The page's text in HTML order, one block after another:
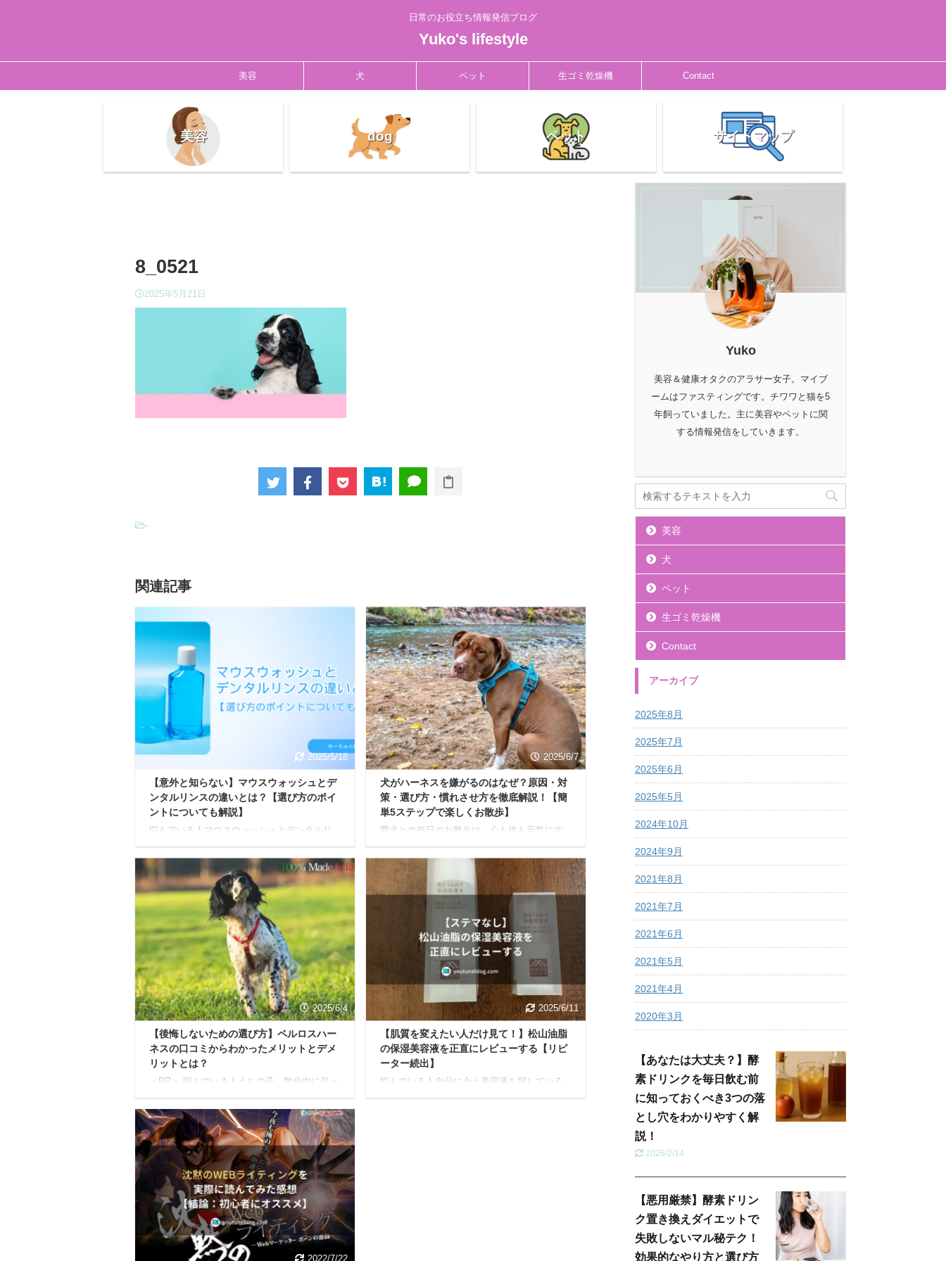
日常のお役立ち情報発信ブログ
Yuko's lifestyle
美容 犬 ペット 生ゴミ乾燥機 Contact
美容 dog ペット サイトマップ
8_0521
2025年5月21日
-
関連記事
2025/5/18
【意外と知らない】マウスウォッシュとデ
ンタルリンスの違いとは？【選び方のポイ
ントについても解説】
悩んでいる人マウスウォッシュとデンタルリ
あったら教えてほしいな。 今回は上記のよう
な疑問に答えていきます。 口腔ケアは健康的
な生活を送る上で非常に重要です。歯磨きだ
けでなく、マウスウォッシュやデンタルリン
スを使用することで、より効果的な口腔ケア
が可能になります。 しかし、マウスウォッシ
ュとデンタルリンスの違いを正確に理解して
いる人は少ないかもしれません。 本記事で
は、マウスウォッシュとデンタルリンスの違
いを詳しく解説し、それぞれの特徴や効果、
使用方法、選び方のポイン ...
2025/6/7
犬がハーネスを嫌がるのはなぜ？原因・対
策・選び方・慣れさせ方を徹底解説！【簡
単5ステップで楽しくお散歩】
愛犬との毎日のお散歩は、心も体も元気にす
園で一緒に歩いたり、新しい場所を探検した
り、お日様の下で過ごす時間は、私たち飼い
主にとって最高の癒やしです。 でも、「ハー
ネスをつけようとすると、うちの子、なぜか
固まっちゃうの」「ハーネスを見せるだけで
逃げ回っちゃう…」といったお悩みを抱えて
いる方もいらっしゃるかもしれません。 ハー
ネスが原因でお散歩がちょっぴり憂鬱になる
なんて、とても残念ですよね。 犬がハーネス
を嫌がるのには、実はちゃんとした理由があ
り、決してわがままや反 ...
2025/6/4
【後悔しないための選び方】ペルロスハー
ネスの口コミからわかったメリットとデメ
リットとは？
＜PR＞ 悩んでいる人うちの子、散歩中に引っ
て…しかも、ハーネスが首を苦しめているみ
たいで、時々咳き込むのが心配になるんだよ
ね。毎回つけようとすると、頭を通すのを嫌
がって、逃げ回っちゃうし。ペルロスハーネ
スの口コミって実際のところどうなんだろ
う。 愛しい我が子とのお散歩は、何よりも幸
せな時間ですよね。でももし今、少しでもモ
ヤモヤを感じているとしたら、もしかする
と、ハーネス選びが原因かもしれません。 と
はいえ、市販のハーネスはたくさんあって、
どれを選べばいいのかついつい ...
2025/6/11
【肌質を変えたい人だけ見て！】松山油脂
の保湿美容液を正直にレビューする【リピ
ーター続出】
悩んでいる人自分に合う美容液を探している
2022/7/22
Yuko
美容＆健康オタクのアラサー女子。マイブ
ームはファスティングです。チワワと猫を5
年飼っていました。主に美容やペットに関
する情報発信をしていきます。
美容
犬
ペット
生ゴミ乾燥機
Contact
アーカイブ
2025年8月
2025年7月
2025年6月
2025年5月
2024年10月
2024年9月
2021年8月
2021年7月
2021年6月
2021年5月
2021年4月
2020年3月
【あなたは大丈夫？】酵
素ドリンクを毎日飲む前
に知っておくべき3つの落
とし穴をわかりやすく解
説！
2026/2/14
【悪用厳禁】酵素ドリン
ク置き換えダイエットで
失敗しないマル秘テク！
効果的なやり方と選び方